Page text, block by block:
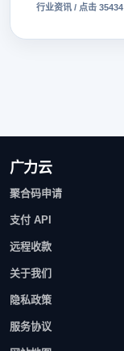
行业资讯 / 点击 35434
广力云
聚合码申请
支付 API
远程收款
关于我们
隐私政策
服务协议